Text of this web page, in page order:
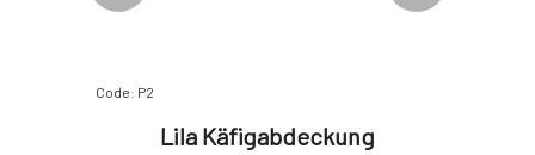
Code: P2
Lila Käfigabdeckung